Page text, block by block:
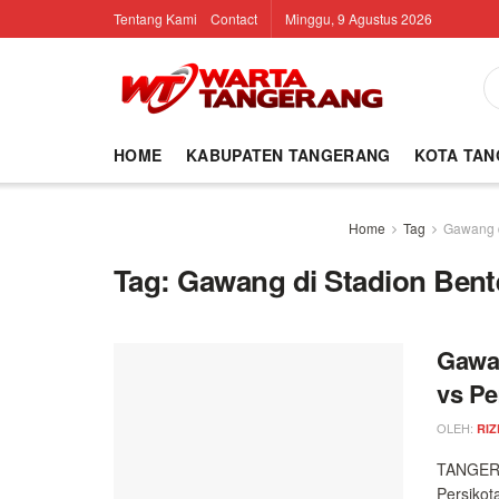
Tentang Kami Contact Minggu, 9 Agustus 2026
HOME KABUPATEN TANGERANG KOTA
Home Tag Gawang
Tag: Gawang di Stadion
vs
OLEH: